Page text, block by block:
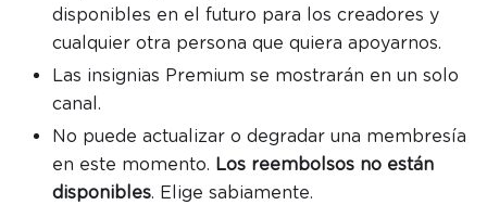
disponibles en el futuro para los creadores y
cualquier otra persona que quiera apoyarnos.
Las insignias Premium se mostrarán en un solo
canal.
No puede actualizar o degradar una membresía
en este momento. Los reembolsos no están
disponibles. Elige sabiamente.